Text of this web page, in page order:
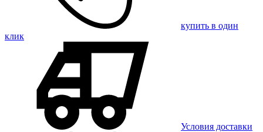
купить в один
клик
Условия доставки